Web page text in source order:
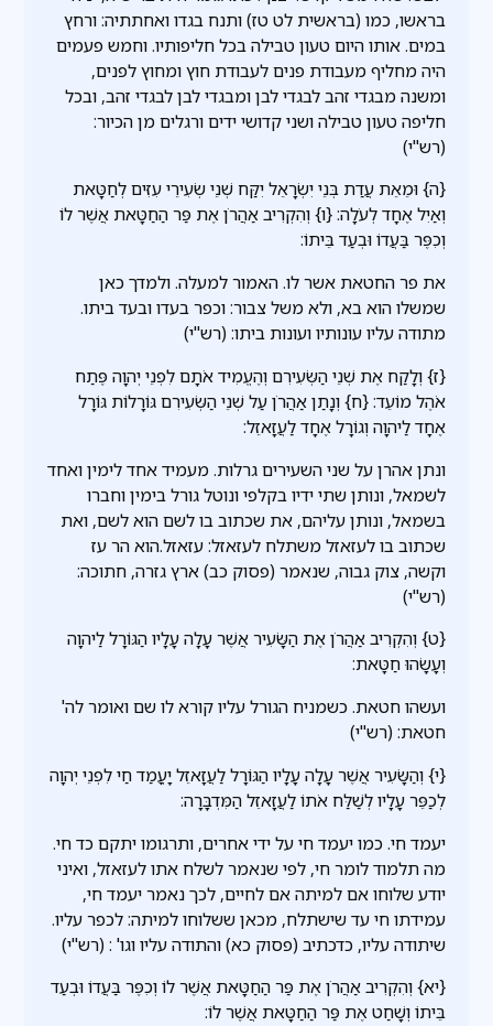
בראשו, כמו (בראשית לט טז) ותנח בגדו ואחתתיה: ורחץ
במים. אותו היום טעון טבילה בכל חליפותיו. וחמש פעמים
היה מחליף מעבודת פנים לעבודת חוץ ומחוץ לפנים,
ומשנה מבגדי זהב לבגדי לבן ומבגדי לבן לבגדי זהב, ובכל
חליפה טעון טבילה ושני קדושי ידים ורגלים מן הכיור:
(רש"י)
{ה} וּמֵאֵת עֲדַת בְּנֵי יִשְׂרָאֵל יִקַּח שְׁנֵי שְׂעִירֵי עִזִּים לְחַטָּאת
וְאַיִל אֶחָד לְעֹלָה: {ו} וְהִקְרִיב אַהֲרֹן אֶת פַּר הַחַטָּאת אֲשֶׁר לוֹ
וְכִפֶּר בַּעֲדוֹ וּבְעַד בֵּיתוֹ:
את פר החטאת אשר לו. האמור למעלה. ולמדך כאן
שמשלו הוא בא, ולא משל צבור: וכפר בעדו ובעד ביתו.
מתודה עליו עונותיו ועונות ביתו: (רש"י)
{ז} וְלָקַח אֶת שְׁנֵי הַשְּׂעִירִם וְהֶעֱמִיד אֹתָם לִפְנֵי יְהוָה פֶּתַח
אֹהֶל מוֹעֵד: {ח} וְנָתַן אַהֲרֹן עַל שְׁנֵי הַשְּׂעִירִם גּוֹרָלוֹת גּוֹרָל
אֶחָד לַיהוָה וְגוֹרָל אֶחָד לַעֲזָאזֵל:
ונתן אהרן על שני השעירים גרלות. מעמיד אחד לימין ואחד
לשמאל, ונותן שתי ידיו בקלפי ונוטל גורל בימין וחברו
בשמאל, ונותן עליהם, את שכתוב בו לשם הוא לשם, ואת
שכתוב בו לעזאזל משתלח לעזאזל: עזאזל.הוא הר עז
וקשה, צוק גבוה, שנאמר (פסוק כב) ארץ גזרה, חתוכה:
(רש"י)
{ט} וְהִקְרִיב אַהֲרֹן אֶת הַשָּׂעִיר אֲשֶׁר עָלָה עָלָיו הַגּוֹרָל לַיהוָה
וְעָשָׂהוּ חַטָּאת:
ועשהו חטאת. כשמניח הגורל עליו קורא לו שם ואומר לה'
חטאת: (רש"י)
{י} וְהַשָּׂעִיר אֲשֶׁר עָלָה עָלָיו הַגּוֹרָל לַעֲזָאזֵל יָעֳמַד חַי לִפְנֵי יְהוָה
לְכַפֵּר עָלָיו לְשַׁלַּח אֹתוֹ לַעֲזָאזֵל הַמִּדְבָּרָה:
יעמד חי. כמו יעמד חי על ידי אחרים, ותרגומו יתקם כד חי.
מה תלמוד לומר חי, לפי שנאמר לשלח אתו לעזאזל, ואיני
יודע שלוחו אם למיתה אם לחיים, לכך נאמר יעמד חי,
עמידתו חי עד שישתלח, מכאן ששלוחו למיתה: לכפר עליו.
שיתודה עליו, כדכתיב (פסוק כא) והתודה עליו וגו' : (רש"י)
{יא} וְהִקְרִיב אַהֲרֹן אֶת פַּר הַחַטָּאת אֲשֶׁר לוֹ וְכִפֶּר בַּעֲדוֹ וּבְעַד
בֵּיתוֹ וְשָׁחַט אֶת פַּר הַחַטָּאת אֲשֶׁר לוֹ: